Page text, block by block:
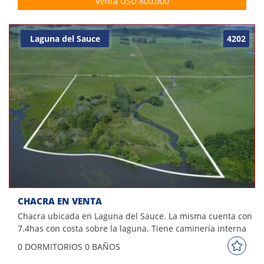
dormitorios, 2 en suite.
4202
Laguna del Sauce
CHACRA EN VENTA
Chacra ubicada en Laguna del Sauce. La misma cuenta con
7.4has con costa sobre la laguna. Tiene caminería interna
con árboles desde la entrada a la costa. También corre por
la chacra una hermosa cañada. Características: -
0 DORMITORIOS 0 BAÑOS